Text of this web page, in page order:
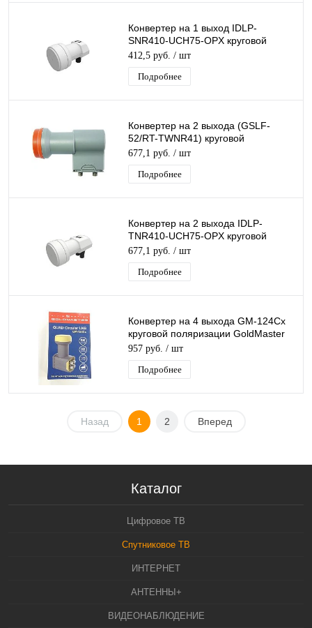
Конвертер на 1 выход IDLP-
SNR410-UCH75-OPX круговой
поляризации Inverto SINGL для
Триколор/ НТВ-Плюс
412,5 руб. / шт
Подробнее
Конвертер на 2 выхода (GSLF-
52/RT-TWNR41) круговой
поляризации TWIN дляТриколор/
НТВ-Плюс
677,1 руб. / шт
Подробнее
Конвертер на 2 выхода IDLP-
TNR410-UCH75-OPX круговой
поляризации Inverto TWIN для
Триколор/ НТВ-Плюс
677,1 руб. / шт
Подробнее
Конвертер на 4 выхода GM-124Cx
круговой поляризации GoldMaster
QUAD для Триколор/НТВ-Плюс
957 руб. / шт
Подробнее
Назад 1 2 Вперед
Каталог
Цифровое ТВ
Спутниковое ТВ
ИНТЕРНЕТ
АНТЕННЫ+
ВИДЕОНАБЛЮДЕНИЕ